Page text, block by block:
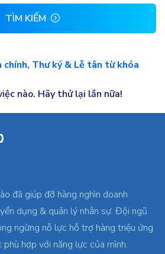
TÌM KIẾM
chính, Thư ký & Lễ tân từ khóa
nào. Hãy thử lại lần nữa!
đã giúp đỡ hàng nghìn doanh
dụng & quản lý nhân sự. Đội ngũ
ngừng nỗ lực hỗ trợ hàng triệu ứng
hợp với năng lực của mình.